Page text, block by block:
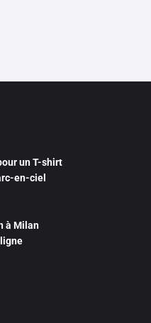
un T-shirt
en-ciel
à Milan